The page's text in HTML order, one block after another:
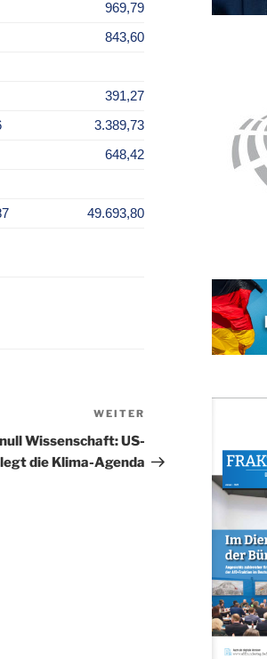
969,79
843,60
391,27
3.389,73
648,42
49.693,80
Beitrag
WEITER
Wissenschaft: US-
die Klima-Agenda